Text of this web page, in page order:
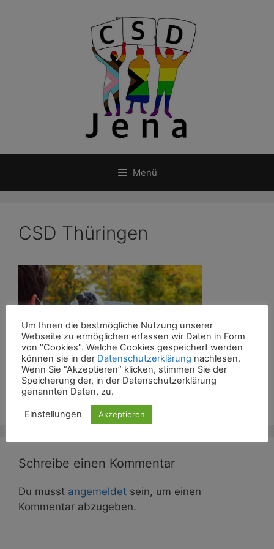
Menü
CSD Thüringen
Schreibe einen Kommentar
Du musst angemeldet sein, um einen
Kommentar abzugeben.
Um Ihnen die bestmögliche Nutzung unserer
Webseite zu ermöglichen erfassen wir Daten in Form
von "Cookies". Welche Cookies gespeichert werden
können sie in der Datenschutzerklärung nachlesen.
Wenn Sie “Akzeptieren” klicken, stimmen Sie der
Speicherung der, in der Datenschutzerklärung
genannten Daten, zu.
Einstellungen Akzeptieren